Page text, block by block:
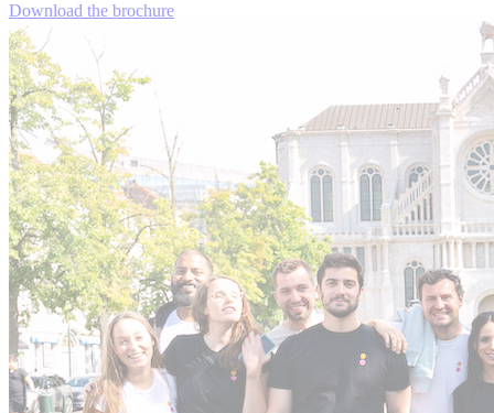
Download the brochure